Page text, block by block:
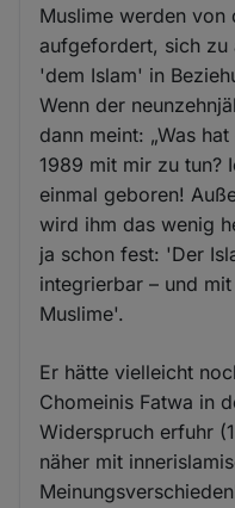
Muslime werden von
aufgefordert, sich zu
'dem Islam' in
Wenn der
dann meint: „Was
1989 mit mir zu tun?
einmal geboren!
wird ihm das wenig
ja schon fest: 'Der
integrierbar – und
Muslime'.
Er hätte vielleicht
Chomeinis Fatwa in
Widerspruch erfuhr
näher mit